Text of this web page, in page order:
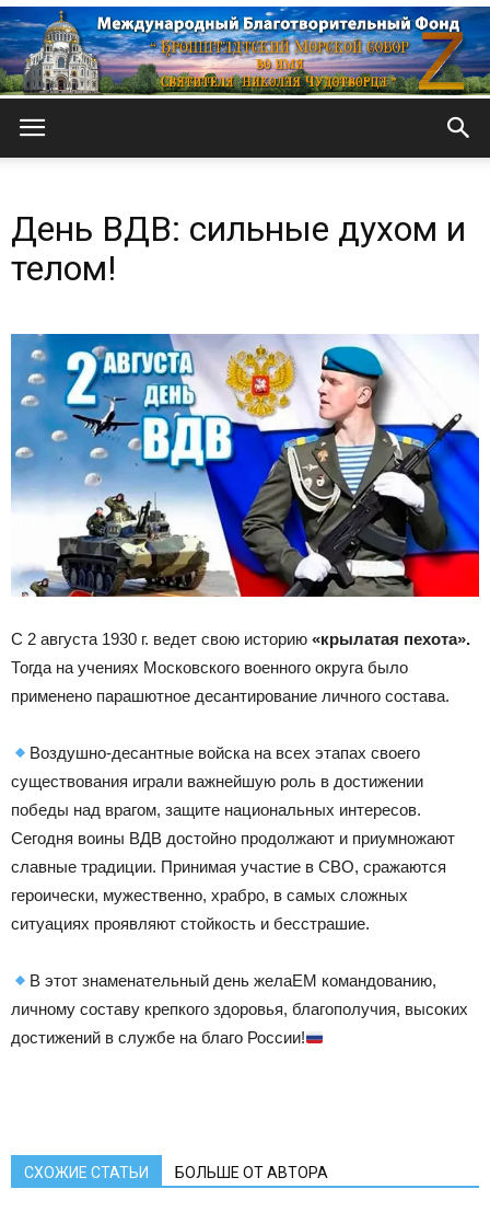
Морской
собор
День ВДВ: сильные духом и
телом!
С 2 августа 1930 г. ведет свою историю «крылатая пехота».
Тогда на учениях Московского военного округа было
применено парашютное десантирование личного состава.
Воздушно-десантные войска на всех этапах своего
существования играли важнейшую роль в достижении
победы над врагом, защите национальных интересов.
Сегодня воины ВДВ достойно продолжают и приумножают
славные традиции. Принимая участие в СВО, сражаются
героически, мужественно, храбро, в самых сложных
ситуациях проявляют стойкость и бесстрашие.
В этот знаменательный день желаЕМ командованию,
личному составу крепкого здоровья, благополучия, высоких
достижений в службе на благо России!
СХОЖИЕ СТАТЬИ БОЛЬШЕ ОТ АВТОРА